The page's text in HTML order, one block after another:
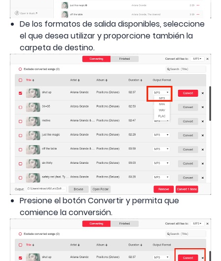
De los formatos de salida disponibles, seleccione
el que desea utilizar y proporcione también la
carpeta de destino.
Presione el botón Convertir y permita que
comience la conversión.